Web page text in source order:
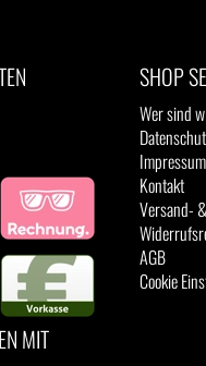
MIT
SHOP
Wer sind
Impressum
Kontakt
Versand-
AGB
Cookie